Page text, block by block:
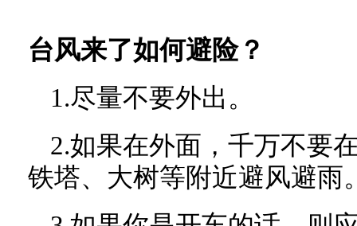
台风来了如何避险？
1.尽量不要外出。
2.如果在外面，千万不要
铁塔、大树等附近避风避雨